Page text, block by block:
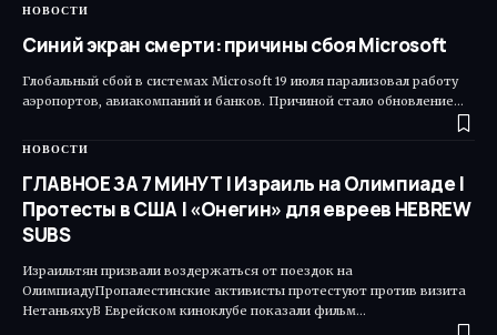
НОВОСТИ
Синий экран смерти: причины сбоя Microsoft
Глобальный сбой в системах Microsoft 19 июля парализовал работу
аэропортов, авиакомпаний и банков. Причиной стало обновление…
НОВОСТИ
ГЛАВНОЕ ЗА 7 МИНУТ | Израиль на Олимпиаде |
Протесты в США | «Онегин» для евреев HEBREW
SUBS
Израильтян призвали воздержаться от поездок на
ОлимпиадуПропалестинские активисты протестуют против визита
НетаньяхуВ Еврейском киноклубе показали фильм…